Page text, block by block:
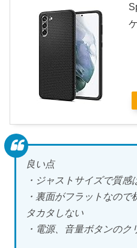
良い点
・ジャストサイズで質感
・裏面がフラットなの
タカタしない
・電源、音量ボタンの